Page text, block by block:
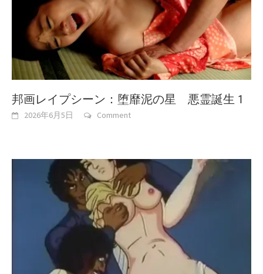
邦画レイプシーン：堕靡泥の星 悪霊誕生 1
2026年6月5日 Comment